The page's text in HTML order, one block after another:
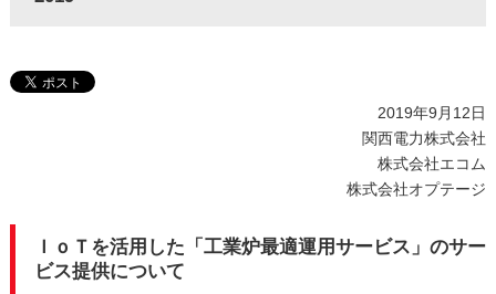
2019年9月12日
関西電力株式会社
株式会社エコム
株式会社オプテージ
ＩｏＴを活用した「工業炉最適運用サービス」のサー
ビス提供について